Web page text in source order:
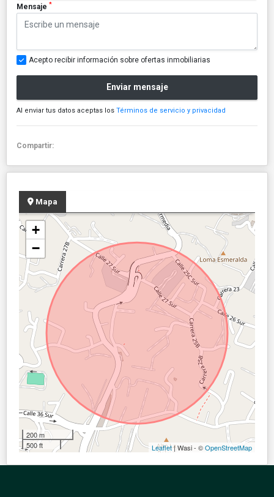
Mensaje *
Acepto recibir información sobre ofertas inmobiliarias
Enviar mensaje
Al enviar tus datos aceptas los Términos de servicio y privacidad
Compartir:
Mapa
+
−
200 m
500 ft
Leaflet| Wasi - ©OpenStreetMap